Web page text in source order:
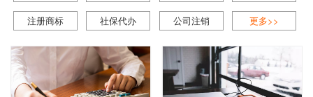
注册商标 社保代办 公司注销 更多>>